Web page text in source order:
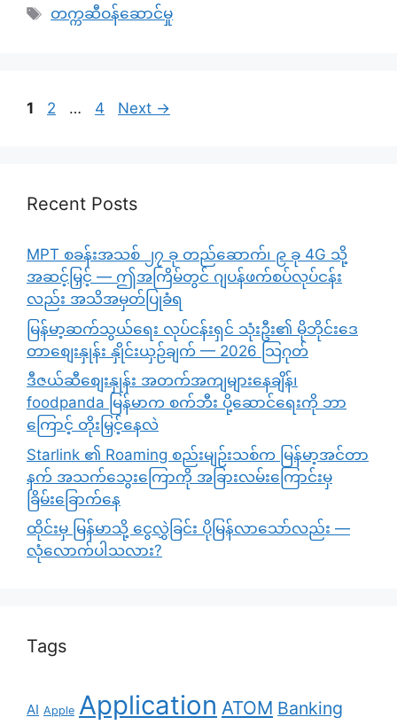
Tags
တက္ကဆီဝန်ဆောင်မှု
Page
1 Page
2 … Page
4 Next →
Recent Posts
MPT စခန်းအသစ် ၂၇ ခု တည်ဆောက်၊ ၉ ခု 4G သို့
အဆင့်မြှင့် — ဤအကြိမ်တွင် ဂျပန်ဖက်စပ်လုပ်ငန်း
လည်း အသိအမှတ်ပြုခံရ
မြန်မာ့ဆက်သွယ်ရေး လုပ်ငန်းရှင် သုံးဦး၏ မိုဘိုင်းဒေ
တာစျေးနှုန်း နှိုင်းယှဉ်ချက် — 2026 သြဂုတ်
ဒီဇယ်ဆီစျေးနှုန်း အတက်အကျများနေချိန်၊
foodpanda မြန်မာက စက်ဘီး ပို့ဆောင်ရေးကို ဘာ
ကြောင့် တိုးမြှင့်နေလဲ
Starlink ၏ Roaming စည်းမျဉ်းသစ်က မြန်မာ့အင်တာ
နက် အသက်သွေးကြောကို အခြားလမ်းကြောင်းမှ
ခြိမ်းခြောက်နေ
ထိုင်းမှ မြန်မာသို့ ငွေလွှဲခြင်း ပိုမြန်လာသော်လည်း —
လုံလောက်ပါသလား?
Tags
AI Apple Application ATOM Banking